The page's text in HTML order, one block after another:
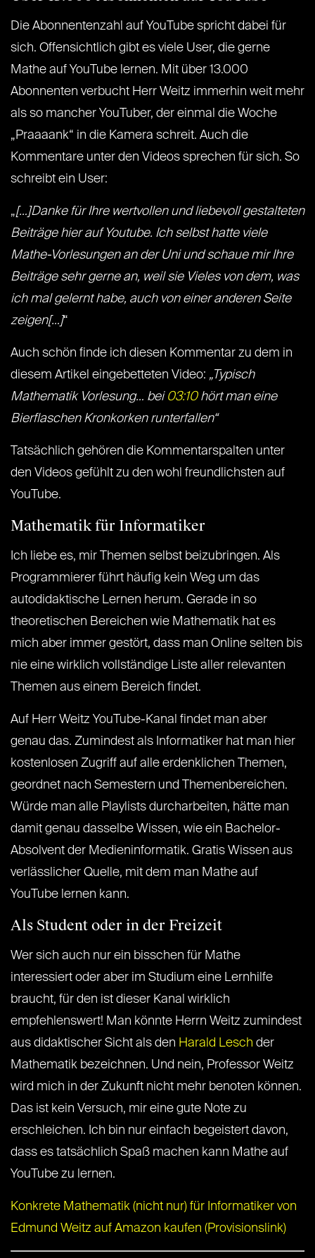
Die Abonnentenzahl auf YouTube spricht dabei für
sich. Offensichtlich gibt es viele User, die gerne
Mathe auf YouTube lernen. Mit über 13.000
Abonnenten verbucht Herr Weitz immerhin weit mehr
als so mancher YouTuber, der einmal die Woche
„Praaaank“ in die Kamera schreit. Auch die
Kommentare unter den Videos sprechen für sich. So
schreibt ein User:
„[…]Danke für Ihre wertvollen und liebevoll gestalteten
Beiträge hier auf Youtube. Ich selbst hatte viele
Mathe-Vorlesungen an der Uni und schaue mir Ihre
Beiträge sehr gerne an, weil sie Vieles von dem, was
ich mal gelernt habe, auch von einer anderen Seite
zeigen[…]“
Auch schön finde ich diesen Kommentar zu dem in
diesem Artikel eingebetteten Video: „Typisch
Mathematik Vorlesung… bei 03:10hört man eine
Bierflaschen Kronkorken runterfallen“
Tatsächlich gehören die Kommentarspalten unter
den Videos gefühlt zu den wohl freundlichsten auf
YouTube.
Mathematik für Informatiker
Ich liebe es, mir Themen selbst beizubringen. Als
Programmierer führt häufig kein Weg um das
autodidaktische Lernen herum. Gerade in so
theoretischen Bereichen wie Mathematik hat es
mich aber immer gestört, dass man Online selten bis
nie eine wirklich vollständige Liste aller relevanten
Themen aus einem Bereich findet.
Auf Herr Weitz YouTube-Kanal findet man aber
genau das. Zumindest als Informatiker hat man hier
kostenlosen Zugriff auf alle erdenklichen Themen,
geordnet nach Semestern und Themenbereichen.
Würde man alle Playlists durcharbeiten, hätte man
damit genau dasselbe Wissen, wie ein Bachelor-
Absolvent der Medieninformatik. Gratis Wissen aus
verlässlicher Quelle, mit dem man Mathe auf
YouTube lernen kann.
Als Student oder in der Freizeit
Wer sich auch nur ein bisschen für Mathe
interessiert oder aber im Studium eine Lernhilfe
braucht, für den ist dieser Kanal wirklich
empfehlenswert! Man könnte Herrn Weitz zumindest
aus didaktischer Sicht als den Harald Lesch der
Mathematik bezeichnen. Und nein, Professor Weitz
wird mich in der Zukunft nicht mehr benoten können.
Das ist kein Versuch, mir eine gute Note zu
erschleichen. Ich bin nur einfach begeistert davon,
dass es tatsächlich Spaß machen kann Mathe auf
YouTube zu lernen.
Konkrete Mathematik (nicht nur) für Informatiker von
Edmund Weitz auf Amazon kaufen (Provisionslink)